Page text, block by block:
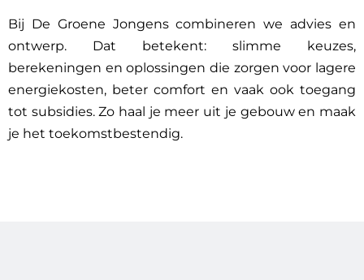
Bij De Groene Jongens combineren we advies en
ontwerp. Dat betekent: slimme keuzes,
berekeningen en oplossingen die zorgen voor lagere
energiekosten, beter comfort en vaak ook toegang
tot subsidies. Zo haal je meer uit je gebouw en maak
je het toekomstbestendig.